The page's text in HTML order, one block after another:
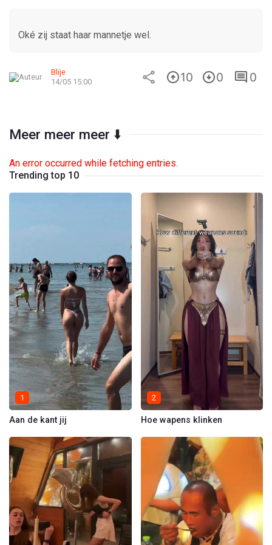
Oké zij staat haar mannetje wel.
Blije
14/05 15:00
10 0 0
Meer meer meer ⬇️
An error occurred while fetching entries.
Trending top 10
1
Aan de kant jij
2
Hoe wapens klinken